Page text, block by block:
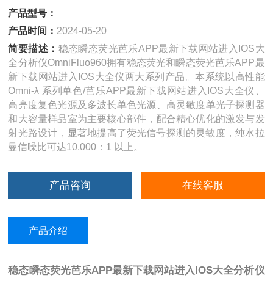
产品型号：
产品时间： 2024-05-20
简要描述： 稳态瞬态荧光芭乐APP最新下载网站进入IOS大
全分析仪OmniFluo960拥有稳态荧光和瞬态荧光芭乐APP最
新下载网站进入IOS大全仪两大系列产品。本系统以高性能
Omni-λ 系列单色/芭乐APP最新下载网站进入IOS大全仪、
高亮度复色光源及多波长单色光源、高灵敏度单光子探测器
和大容量样品室为主要核心部件，配合精心优化的激发与发
射光路设计，显著地提高了荧光信号探测的灵敏度，纯水拉
曼信噪比可达10,000：1 以上。
产品咨询 在线客服
产品介绍
稳态瞬态荧光芭乐APP最新下载网站进入IOS大全分析仪